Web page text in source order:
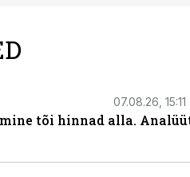
07.08.26, 15:11
tõi hinnad alla.